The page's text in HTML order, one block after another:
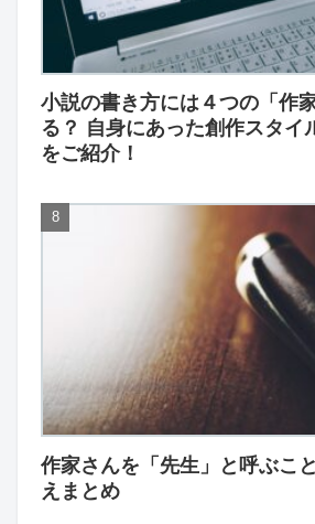
小説の書き方には４つの「作
る？ 自身にあった創作スタイ
をご紹介！
作家さんを「先生」と呼ぶこ
えまとめ